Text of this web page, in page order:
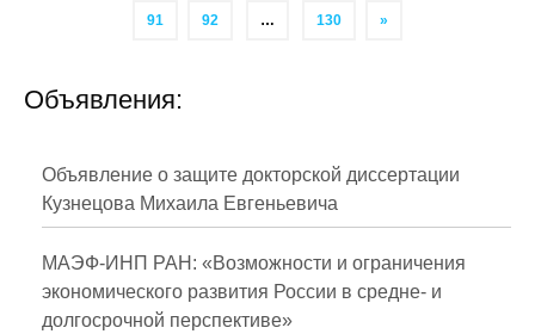
91 92 … 130 »
Объявления:
Объявление о защите докторской диссертации
Кузнецова Михаила Евгеньевича
МАЭФ-ИНП РАН: «Возможности и ограничения
экономического развития России в средне- и
долгосрочной перспективе»